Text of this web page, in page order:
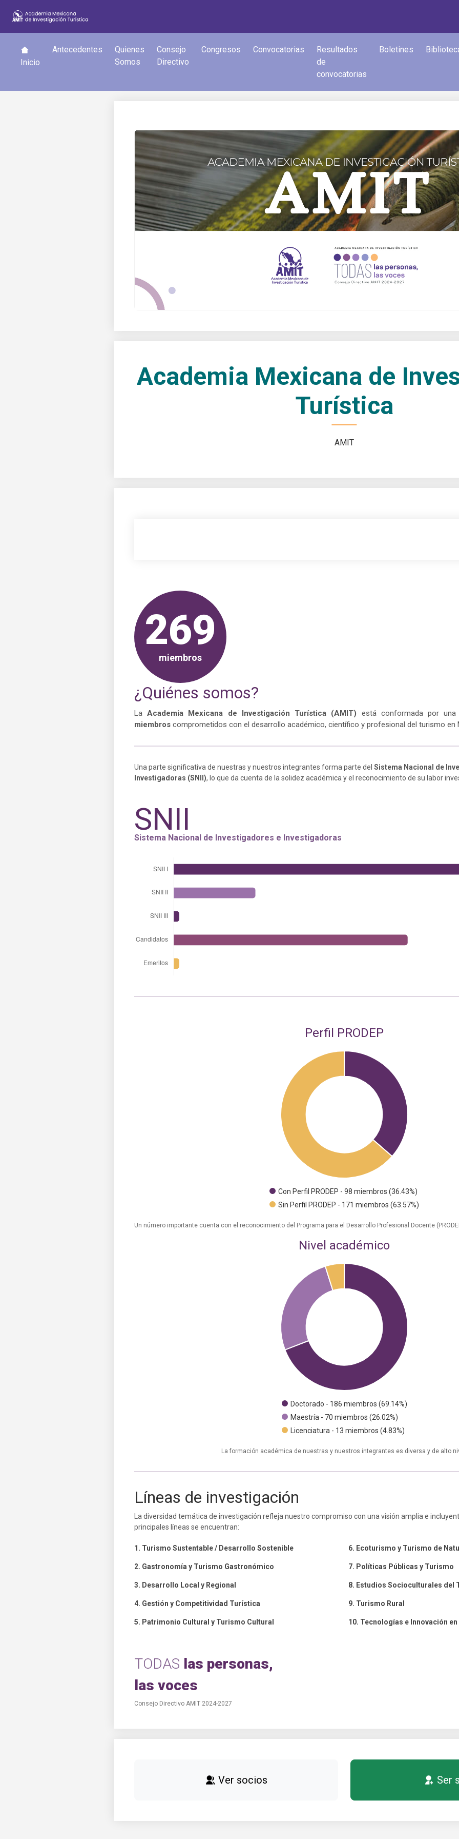
Inicio
Antecedentes
Quienes
Somos
Consejo
Directivo
Congresos Convocatorias
Resultados
de
convocatorias
Boletines
Academia Mexicana de
Turística
AMIT
269
miembros
¿Quiénes somos?
LaAcademia Mexicana de Investigación Turística (AMIT) está conformada por
miembros comprometidos con el desarrollo académico, científico y profesional del turismo en
Una parte significativa de nuestras y nuestros integrantes forma parte del Sistema Nacional de
Investigadoras (SNII), lo que da cuenta de la solidez académica y el reconocimiento de su labor
SNII
Sistema Nacional de Investigadores e Investigadoras
Perfil PRODEP
Con Perfil PRODEP - 98 miembros (36.43%)
Sin Perfil PRODEP - 171 miembros (63.57%)
Un número importante cuenta con el reconocimiento del Programa para el Desarrollo Profesional Docente
Nivel académico
Doctorado - 186 miembros (69.14%)
Maestría - 70 miembros (26.02%)
Licenciatura - 13 miembros (4.83%)
La formación académica de nuestras y nuestros integrantes es diversa y de alto
Líneas de investigación
La diversidad temática de investigación refleja nuestro compromiso con una visión amplia e
principales líneas se encuentran:
1. Turismo Sustentable / Desarrollo Sostenible 6. Ecoturismo y Turismo de
2. Gastronomía y Turismo Gastronómico 7. Políticas Públicas y Turismo
3. Desarrollo Local y Regional 8. Estudios Socioculturales del
4. Gestión y Competitividad Turística 9. Turismo Rural
5. Patrimonio Cultural y Turismo Cultural 10. Tecnologías e Innovación
TODAS las personas,
las voces
Consejo Directivo AMIT 2024-2027
Ver socios Ser